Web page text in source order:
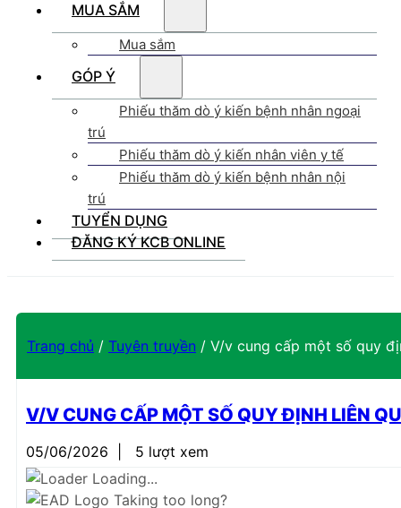
MUA SẮM
Mua sắm
GÓP Ý
Phiếu thăm dò ý kiến bệnh nhân ngoại
trú
Phiếu thăm dò ý kiến nhân viên y tế
Phiếu thăm dò ý kiến bệnh nhân nội
trú
TUYỂN DỤNG
ĐĂNG KÝ KCB ONLINE
Trang chủ / Tuyên truyền / V/v cung cấp một số quy
V/V CUNG CẤP MỘT SỐ QUY ĐỊNH LIÊN
05/06/2026
5 lượt xem
Loading...
Taking too long?